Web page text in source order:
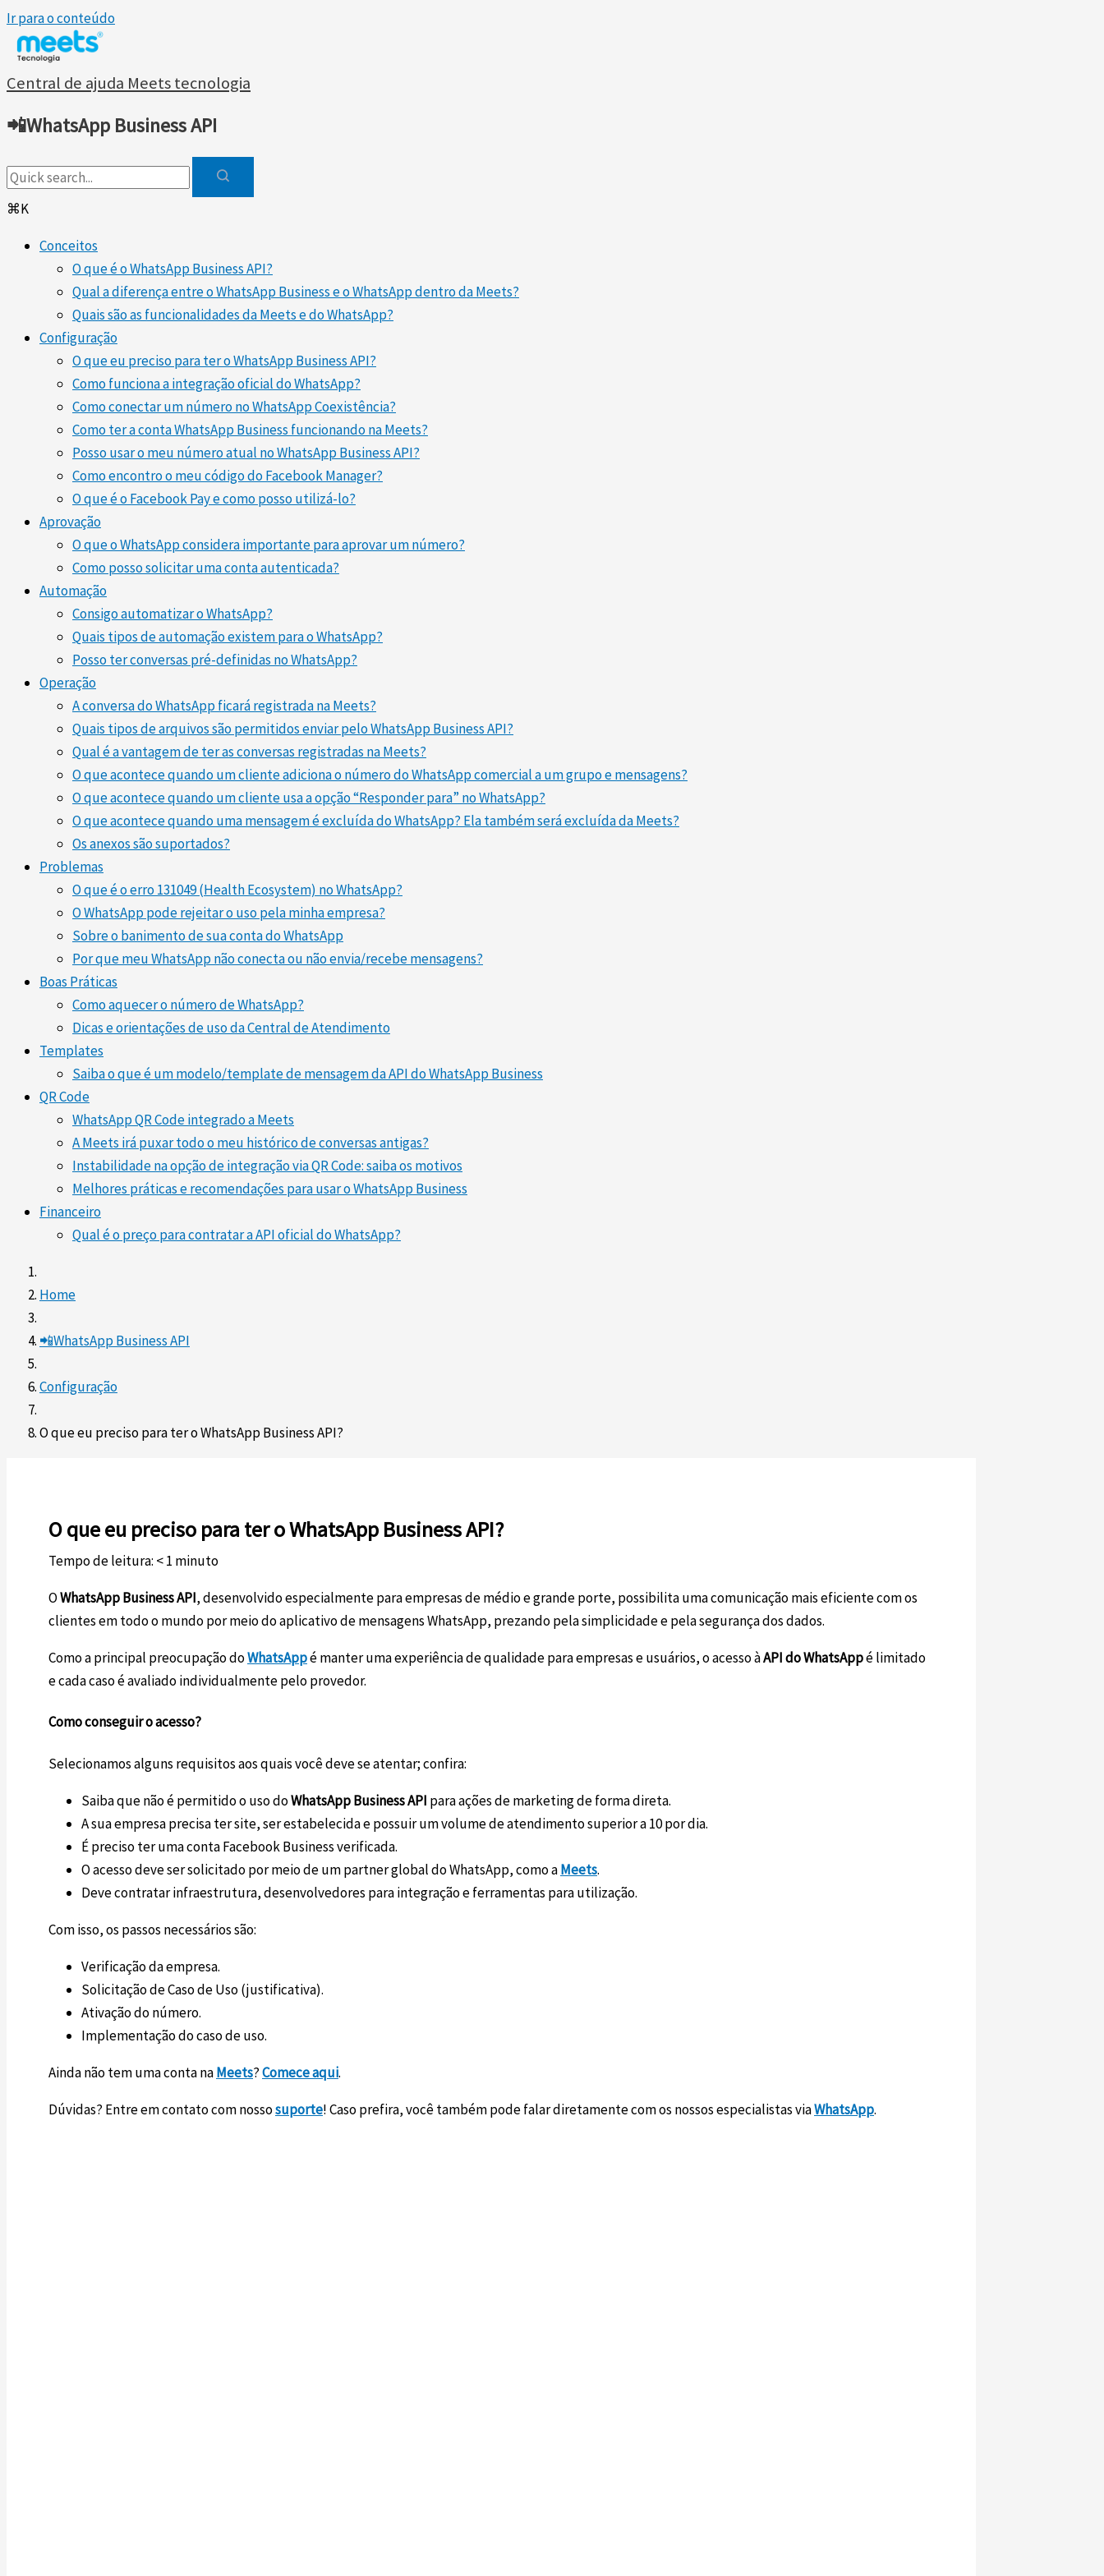
Ir para o conteúdo
Central de ajuda Meets tecnologia
📲WhatsApp Business API
⌘K
Conceitos
O que é o WhatsApp Business API?
Qual a diferença entre o WhatsApp Business e o WhatsApp dentro da Meets?
Quais são as funcionalidades da Meets e do WhatsApp?
Configuração
O que eu preciso para ter o WhatsApp Business API?
Como funciona a integração oficial do WhatsApp?
Como conectar um número no WhatsApp Coexistência?
Como ter a conta WhatsApp Business funcionando na Meets?
Posso usar o meu número atual no WhatsApp Business API?
Como encontro o meu código do Facebook Manager?
O que é o Facebook Pay e como posso utilizá-lo?
Aprovação
O que o WhatsApp considera importante para aprovar um número?
Como posso solicitar uma conta autenticada?
Automação
Consigo automatizar o WhatsApp?
Quais tipos de automação existem para o WhatsApp?
Posso ter conversas pré-definidas no WhatsApp?
Operação
A conversa do WhatsApp ficará registrada na Meets?
Quais tipos de arquivos são permitidos enviar pelo WhatsApp Business API?
Qual é a vantagem de ter as conversas registradas na Meets?
O que acontece quando um cliente adiciona o número do WhatsApp comercial a um grupo e mensagens?
O que acontece quando um cliente usa a opção “Responder para” no WhatsApp?
O que acontece quando uma mensagem é excluída do WhatsApp? Ela também será excluída da Meets?
Os anexos são suportados?
Problemas
O que é o erro 131049 (Health Ecosystem) no WhatsApp?
O WhatsApp pode rejeitar o uso pela minha empresa?
Sobre o banimento de sua conta do WhatsApp
Por que meu WhatsApp não conecta ou não envia/recebe mensagens?
Boas Práticas
Como aquecer o número de WhatsApp?
Dicas e orientações de uso da Central de Atendimento
Templates
Saiba o que é um modelo/template de mensagem da API do WhatsApp Business
QR Code
WhatsApp QR Code integrado a Meets
A Meets irá puxar todo o meu histórico de conversas antigas?
Instabilidade na opção de integração via QR Code: saiba os motivos
Melhores práticas e recomendações para usar o WhatsApp Business
Financeiro
Qual é o preço para contratar a API oficial do WhatsApp?
Home
📲WhatsApp Business API
Configuração
O que eu preciso para ter o WhatsApp Business API?
O que eu preciso para ter o WhatsApp Business API?
Tempo de leitura: < 1 minuto
OWhatsApp Business API, desenvolvido especialmente para empresas de médio e grande porte, possibilita uma comunicação mais eficiente com os
clientes em todo o mundo por meio do aplicativo de mensagens WhatsApp, prezando pela simplicidade e pela segurança dos dados.
Como a principal preocupação doWhatsAppé manter uma experiência de qualidade para empresas e usuários, o acesso àAPI do WhatsAppé limitado
e cada caso é avaliado individualmente pelo provedor.
Como conseguir o acesso?
Selecionamos alguns requisitos aos quais você deve se atentar; confira:
Saiba que não é permitido o uso doWhatsApp Business API para ações de marketing de forma direta.
A sua empresa precisa ter site, ser estabelecida e possuir um volume de atendimento superior a 10 por dia.
É preciso ter uma conta Facebook Business verificada.
O acesso deve ser solicitado por meio de um partner global do WhatsApp, como aMeets.
Deve contratar infraestrutura, desenvolvedores para integração e ferramentas para utilização.
Com isso, os passos necessários são:
Verificação da empresa.
Solicitação de Caso de Uso (justificativa).
Ativação do número.
Implementação do caso de uso.
Ainda não tem uma conta naMeets?Comece aqui.
Dúvidas? Entre em contato com nossosuporte! Caso prefira, você também pode falar diretamente com os nossos especialistas viaWhatsApp.